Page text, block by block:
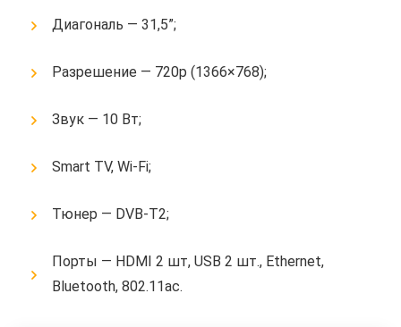
Диагональ — 31,5”;
Разрешение — 720p (1366×768);
Звук — 10 Вт;
Smart TV, Wi-Fi;
Тюнер — DVB-T2;
Порты — HDMI 2 шт, USB 2 шт., Ethernet,
Bluetooth, 802.11ac.